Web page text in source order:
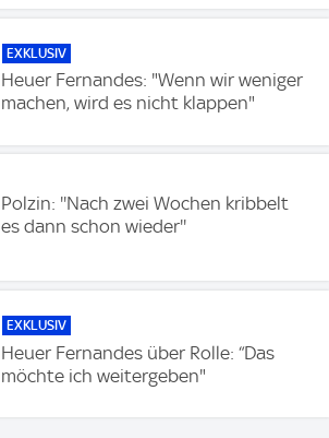
EXKLUSIV
Heuer Fernandes: "Wenn wir weniger
machen, wird es nicht klappen"
Polzin: ''Nach zwei Wochen kribbelt
es dann schon wieder''
EXKLUSIV
Heuer Fernandes über Rolle: “Das
möchte ich weitergeben"